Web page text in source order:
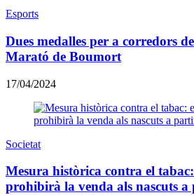
Esports
Dues medalles per a corredors
Marató de Boumort
17/04/2024
Societat
Mesura històrica contra el
prohibirà la venda als nascuts a